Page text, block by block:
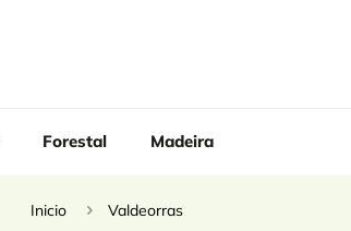
Forestal Madeira
Inicio Valdeorras